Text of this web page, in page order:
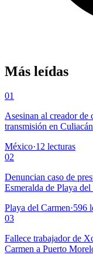
Más leídas
01
Asesinan al creador de
transmisión en Culiacán
México·12 lecturas
02
Denuncian caso de
Esmeralda de Playa
Playa del Carmen·596
03
Fallece trabajador de
Carmen a Puerto